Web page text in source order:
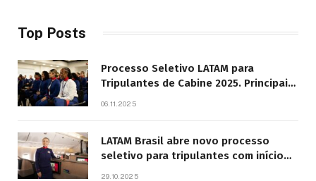
Top Posts
Processo Seletivo LATAM para
Tripulantes de Cabine 2025. Principais
06.11.2025
LATAM Brasil abre novo processo
seletivo para tripulantes com início
29.10.2025